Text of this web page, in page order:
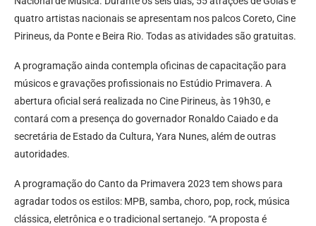
quatro artistas nacionais se apresentam nos palcos Coreto, Cine
Pirineus, da Ponte e Beira Rio. Todas as atividades são gratuitas.
A programação ainda contempla oficinas de capacitação para
músicos e gravações profissionais no Estúdio Primavera. A
abertura oficial será realizada no Cine Pirineus, às 19h30, e
contará com a presença do governador Ronaldo Caiado e da
secretária de Estado da Cultura, Yara Nunes, além de outras
autoridades.
A programação do Canto da Primavera 2023 tem shows para
agradar todos os estilos: MPB, samba, choro, pop, rock, música
clássica, eletrônica e o tradicional sertanejo. “A proposta é